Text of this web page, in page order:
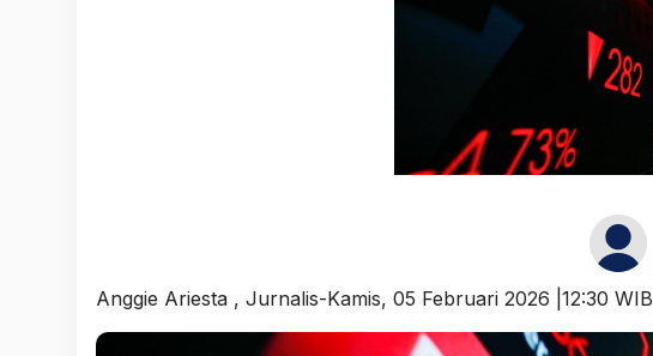
Anggie Ariesta , Jurnalis-Kamis, 05 Februari 2026 |12:30 WIB